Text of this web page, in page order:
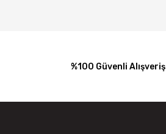
%100 Güvenli Alışveriş